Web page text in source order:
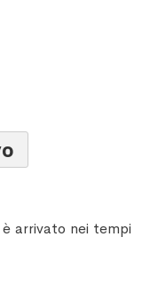
arrivato nei tempi